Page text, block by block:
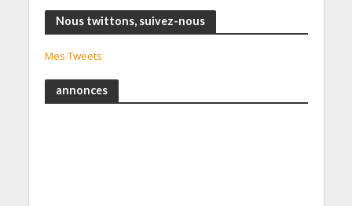
Nous twittons, suivez-nous
Mes Tweets
annonces